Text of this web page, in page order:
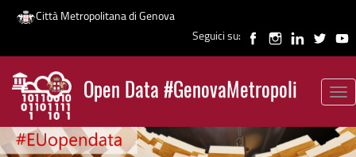
Salta
contenuto
principale
Città Metropolitana di Genova
Seguici su:
Open Data #GenovaMetropoli
News